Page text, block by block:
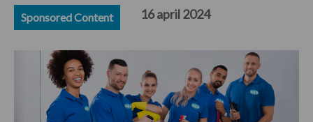
Sponsored Content 16 april 2024